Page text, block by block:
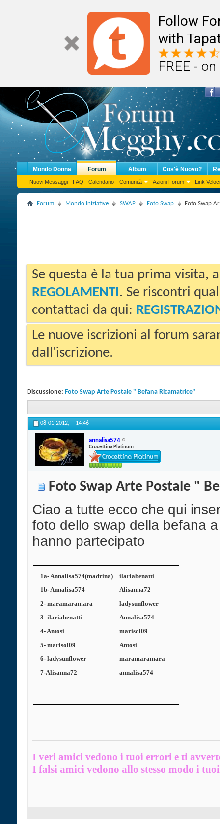
Follow
with
FREE -
Mondo Donna Forum
Nuovi Messaggi FAQ Calendario Comunità Azioni Forum Link Veloci
Album Cos'è Nuovo?
Forum Mondo Iniziative SWAP Foto Swap Foto Swap
Se questa è la tua prima visita,
REGOLAMENTI. Se riscontri
contattaci da qui:
Le nuove iscrizioni al forum
dall'iscrizione.
Discussione: Foto Swap Arte Postale " Befana Ricamatrice"
08-01-2012, 14:46
annalisa574
Crocettina Platinum
Foto Swap Arte Postale "
Ciao a tutte ecco che qui
foto dello swap della befana
hanno partecipato
1a- Annalisa574(madrina)
ilariabenatti
1b- Annalisa574
Alisanna72
2- maramaramara
ladysunflower
3- ilariabenatti
Annalisa574
4- Antosi
marisol09
5- marisol09
Antosi
6- ladysunflower
maramaramara
7-Alisanna72
annalisa574
I veri amici vedono i tuoi errori e ti
I falsi amici vedono allo stesso modo i